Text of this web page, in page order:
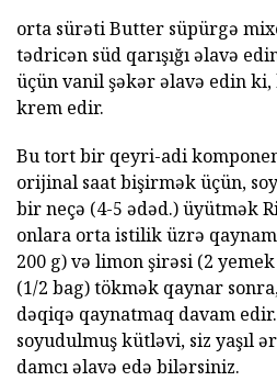
orta sürəti Butter süpürgə
tədricən süd qarışığı əlavə
üçün vanil şəkər əlavə edin
krem edir.
Bu tort bir qeyri-adi
orijinal saat bişirmək üçün,
bir neçə (4-5 ədəd.) üyütmək
onlara orta istilik üzrə
200 g) və limon şirəsi (2
(1/2 bag) tökmək qaynar
dəqiqə qaynatmaq davam
soyudulmuş kütləvi, siz yaşıl
damcı əlavə edə bilərsiniz.